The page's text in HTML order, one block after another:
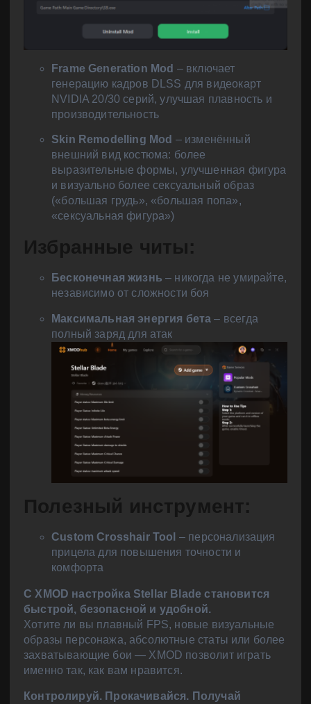
Frame Generation Mod – включает
генерацию кадров DLSS для видеокарт
NVIDIA 20/30 серий, улучшая плавность и
производительность
Skin Remodelling Mod – изменённый
внешний вид костюма: более
выразительные формы, улучшенная фигура
и визуально более сексуальный образ
(«большая грудь», «большая попа»,
«сексуальная фигура»)
Избранные читы:
Бесконечная жизнь – никогда не умирайте,
независимо от сложности боя
Максимальная энергия бета – всегда
полный заряд для атак
Полезный инструмент:
Custom Crosshair Tool – персонализация
прицела для повышения точности и
комфорта
С XMOD настройка Stellar Blade становится
быстрой, безопасной и удобной.
Хотите ли вы плавный FPS, новые визуальные
образы персонажа, абсолютные статы или более
захватывающие бои — XMOD позволит играть
именно так, как вам нравится.
Контролируй. Прокачивайся. Получай